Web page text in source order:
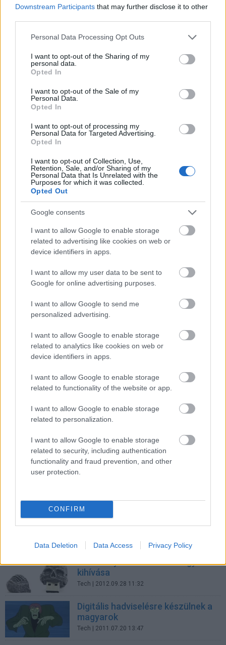
Downstream Participants that may further disclose it to other
Please note that this website/app uses one or more Google
not limited to your visit or usage behaviour. You may click to
grant or deny consent to Google and its third-party tags to
use your data for below specified purposes in below Google
consent section.
Personal Data Processing Opt Outs
I want to opt-out of the Sharing of my
personal data.
Opted In
I want to opt-out of the Sale of my
Personal Data.
Opted In
I want to opt-out of processing my
Personal Data for Targeted Advertising.
Opted In
I want to opt-out of Collection, Use,
Retention, Sale, and/or Sharing of my
Personal Data that Is Unrelated with the
Purposes for which it was collected.
Opted Out
Google consents
I want to allow Google to enable storage
related to advertising like cookies on web or
device identifiers in apps.
I want to allow my user data to be sent to
Google for online advertising purposes.
I want to allow Google to send me
personalized advertising.
I want to allow Google to enable storage
related to analytics like cookies on web or
device identifiers in apps.
I want to allow Google to enable storage
related to functionality of the website or app.
I want to allow Google to enable storage
related to personalization.
I want to allow Google to enable storage
related to security, including authentication
functionality and fraud prevention, and other
user protection.
CONFIRM
Data Deletion Data Access Privacy Policy
Technológia| 2021.12.19 10:25
Átvették az okleveleket az első
irányított energiájú támadás
Technológia| 2021.05.02 17:48
Új katonai doktrina a
kiberhadviselésben?
Biztonság| 2021.03.02 11:05
IT-biztonság: háború hadüzenet
nélkül
Biztonság | 2016.01.18 08:00
Új amerikai kiberstratágia
módszeresen…"
Üzlet| 2013.11.20 12:04
Elektronikus hadviselésre
készülnek a lengyelek
Biztonság| 2013.11.16 17:04
A nép ellenségeit támadják a kínai
hackerek
Biztonság | 2013.07.11 16:30
Biztonság| 2013.05.30 19:30
Nyíltan vádolja Kínát az amerikai
Célpontok vagy járulékos
veszteségek a vállalatok?
ITBN: a cyberhadviselés nagy
kihívása
Tech | 2012.09.28 11:32
Digitális hadviselésre készülnek a
magyarok
Tech | 2011.07.20 13:47